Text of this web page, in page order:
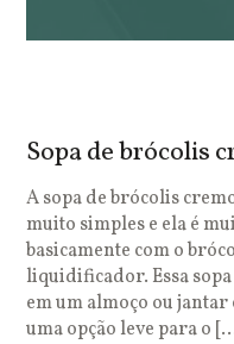
Sopa de brócolis
A sopa de brócolis
muito simples e ela é
basicamente com o
liquidificador. Essa
em um almoço ou
uma opção leve para o